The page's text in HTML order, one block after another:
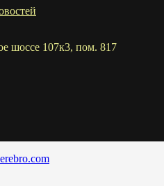
шоссе 107к3, пом. 817